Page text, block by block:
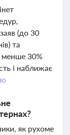
(до 30
та
менше 30%
і наближає
як рухоме